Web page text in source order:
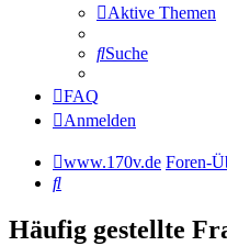
Aktive Themen
Suche
FAQ
Anmelden
www.170v.de Foren-
Suche
Häufig gestellte